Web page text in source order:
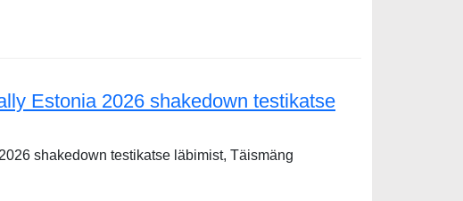
Estonia 2026 shakedown testikatse
shakedown testikatse läbimist, Täismäng
2026 shakedown testikatse läbimist